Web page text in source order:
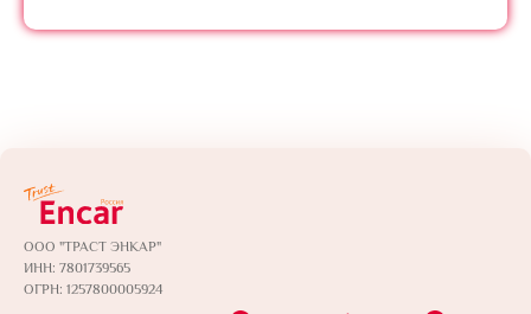
ООО "ТРАСТ ЭНКАР"
ИНН: 7801739565
ОГРН: 1257800005924